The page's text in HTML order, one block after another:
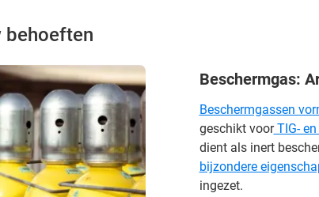
behoeften
Beschermgas:
Beschermgassen
geschikt voorTIG- en
dient als inert
bijzondere
ingezet.